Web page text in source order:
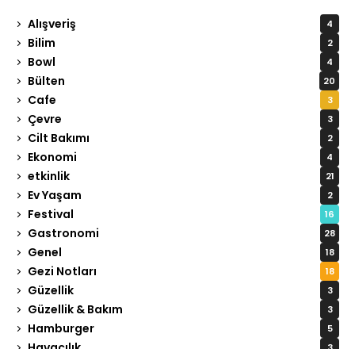
Alışveriş 4
Bilim 2
Bowl 4
Bülten 20
Cafe 3
Çevre 3
Cilt Bakımı 2
Ekonomi 4
etkinlik 21
Ev Yaşam 2
Festival 16
Gastronomi 28
Genel 18
Gezi Notları 18
Güzellik 3
Güzellik & Bakım 3
Hamburger 5